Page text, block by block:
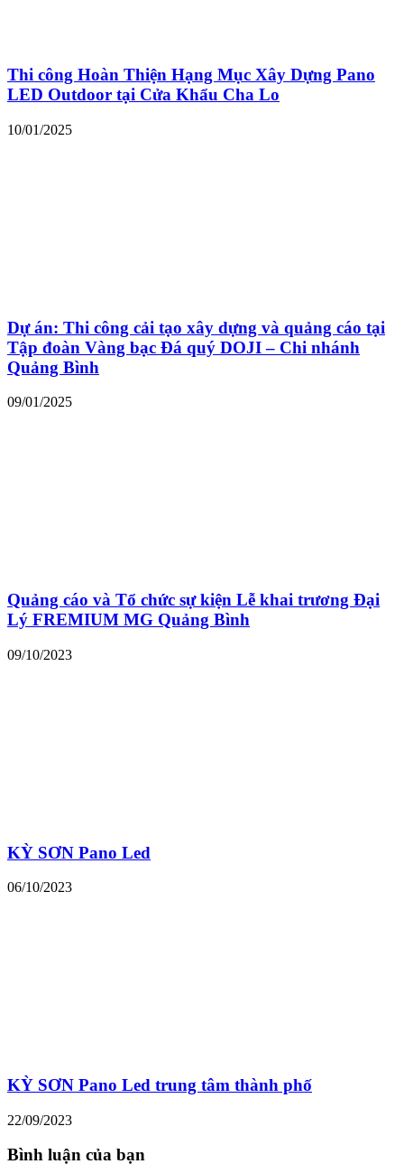
Thi công Hoàn Thiện Hạng Mục Xây Dựng Pano
LED Outdoor tại Cửa Khẩu Cha Lo
10/01/2025
Dự án: Thi công cải tạo xây dựng và quảng cáo tại
Tập đoàn Vàng bạc Đá quý DOJI – Chi nhánh
Quảng Bình
09/01/2025
Quảng cáo và Tổ chức sự kiện Lễ khai trương Đại
Lý FREMIUM MG Quảng Bình
09/10/2023
KỲ SƠN Pano Led
06/10/2023
KỲ SƠN Pano Led trung tâm thành phố
22/09/2023
Bình luận của bạn